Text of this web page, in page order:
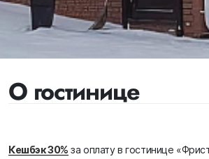
О гостинице
Кешбэк 30% за оплату в гостинице